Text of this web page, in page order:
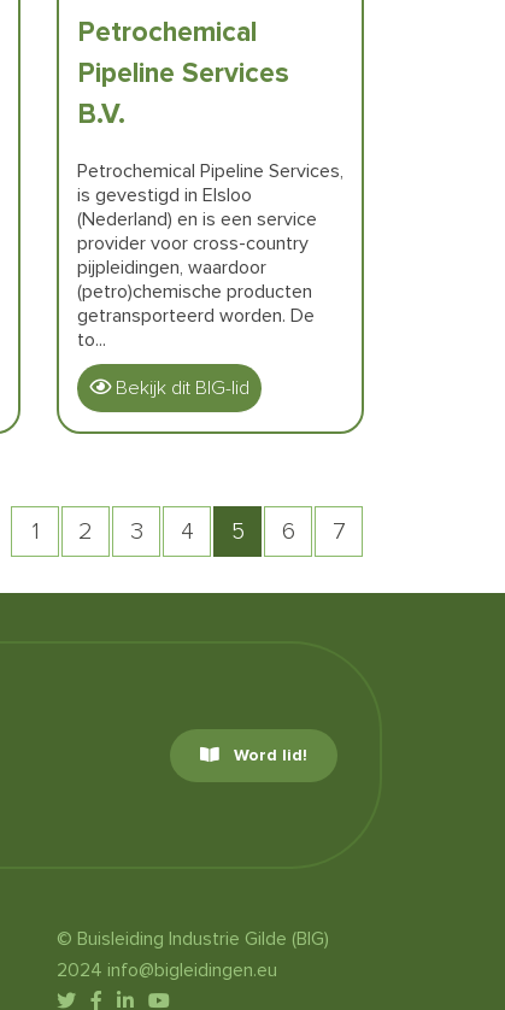
Petrochemical
Pipeline Services
B.V.
Petrochemical Pipeline Services,
is gevestigd in Elsloo
(Nederland) en is een service
provider voor cross-country
pijpleidingen, waardoor
(petro)chemische producten
getransporteerd worden. De
to...
Bekijk dit BIG-lid
1 2 3 4 5 6 7
Word lid!
© Buisleiding Industrie Gilde (BIG)
2024 info@bigleidingen.eu